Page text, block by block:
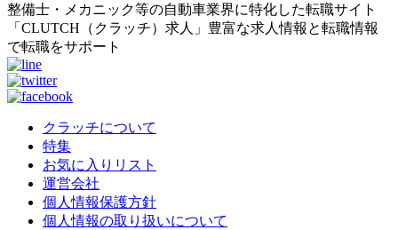
整備士・メカニック等の自動車業界に特化した転職サイト
「CLUTCH（クラッチ）求人」豊富な求人情報と転職情報
で転職をサポート
クラッチについて
特集
お気に入りリスト
運営会社
個人情報保護方針
個人情報の取り扱いについて